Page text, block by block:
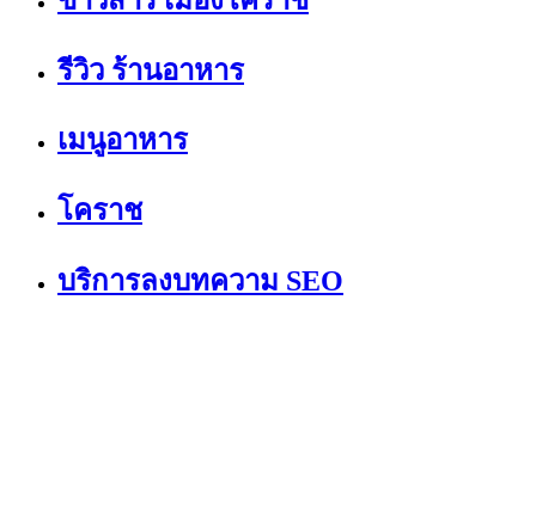
รีวิว ร้านอาหาร
เมนูอาหาร
โคราช
บริการลงบทความ SEO